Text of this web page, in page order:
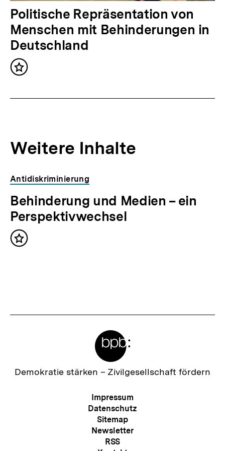
a
l
t
N
ä
c
h
s
I
n
a
l
t
:
Politische Repräsentation von
Menschen mit Behinderungen in
Deutschland
Inhalt
Weitere Inhalte
Antidiskriminierung
Behinderung und Medien – ein
Perspektivwechsel
Inhalt
Zur
Demokratie stärken – Zivilgesellschaft fördern
Meta-
Navigation
Impressum
Datenschutz
Sitemap
Newsletter
RSS